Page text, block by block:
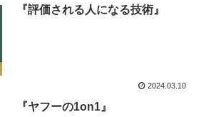
『評価される人になる技術』
2024.03.10
『ヤフーの1on1』